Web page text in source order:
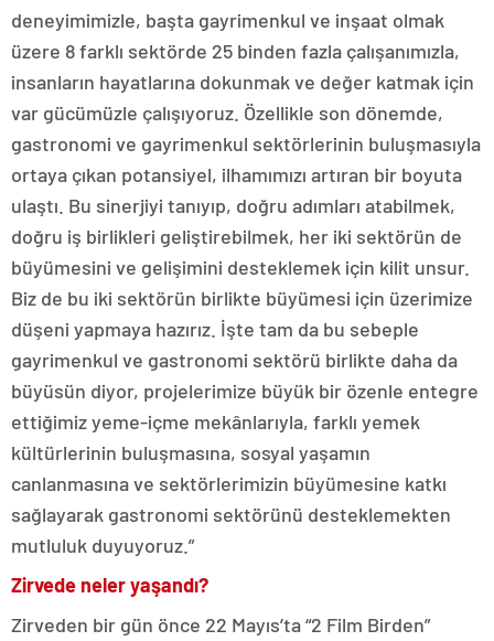
deneyimimizle, başta gayrimenkul ve inşaat olmak
üzere 8 farklı sektörde 25 binden fazla çalışanımızla,
insanların hayatlarına dokunmak ve değer katmak için
var gücümüzle çalışıyoruz. Özellikle son dönemde,
gastronomi ve gayrimenkul sektörlerinin buluşmasıyla
ortaya çıkan potansiyel, ilhamımızı artıran bir boyuta
ulaştı. Bu sinerjiyi tanıyıp, doğru adımları atabilmek,
doğru iş birlikleri geliştirebilmek, her iki sektörün de
büyümesini ve gelişimini desteklemek için kilit unsur.
Biz de bu iki sektörün birlikte büyümesi için üzerimize
düşeni yapmaya hazırız. İşte tam da bu sebeple
gayrimenkul ve gastronomi sektörü birlikte daha da
büyüsün diyor, projelerimize büyük bir özenle entegre
ettiğimiz yeme-içme mekânlarıyla, farklı yemek
kültürlerinin buluşmasına, sosyal yaşamın
canlanmasına ve sektörlerimizin büyümesine katkı
sağlayarak gastronomi sektörünü desteklemekten
mutluluk duyuyoruz.”
Zirvede neler yaşandı?
Zirveden bir gün önce 22 Mayıs’ta “2 Film Birden”